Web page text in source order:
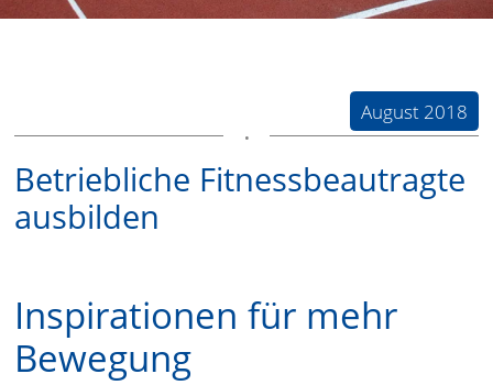
August 2018
Betriebliche Fitnessbeautragte
ausbilden
Inspirationen für mehr
Bewegung